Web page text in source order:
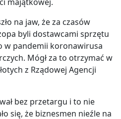
na jaw, że za czasów
byli dostawcami sprzętu
w pandemii koronawirusa
Mógł za to otrzymać w
z Rządowej Agencji
bez przetargu i to nie
się, że biznesmen nieźle na